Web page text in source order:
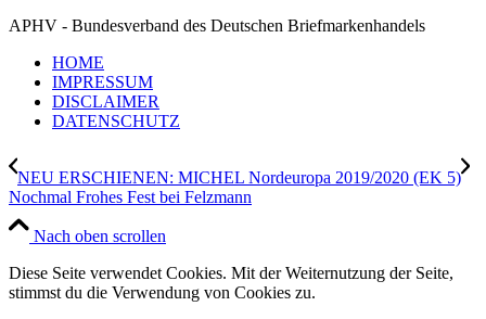
APHV - Bundesverband des Deutschen Briefmarkenhandels
HOME
IMPRESSUM
DISCLAIMER
DATENSCHUTZ
NEU ERSCHIENEN: MICHEL Nordeuropa 2019/2020 (EK 5)
Nochmal Frohes Fest bei Felzmann
Nach oben scrollen
Diese Seite verwendet Cookies. Mit der Weiternutzung der Seite,
stimmst du die Verwendung von Cookies zu.